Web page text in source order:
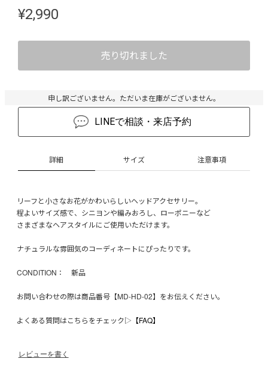
¥2,990
売り切れました
申し訳ございません。ただいま在庫がございません。
LINEで相談・来店予約
詳細 サイズ 注意事項
リーフと小さなお花がかわいらしいヘッドアクセサリー。
程よいサイズ感で、シニヨンや編みおろし、ローポニーなど
さまざまなヘアスタイルにご使用いただけます。
ナチュラルな雰囲気のコーディネートにぴったりです。
CONDITION： 新品
お問い合わせの際は商品番号【MD-HD-02】をお伝えください。
よくある質問はこちらをチェック▷ 【FAQ】
レビューを書く